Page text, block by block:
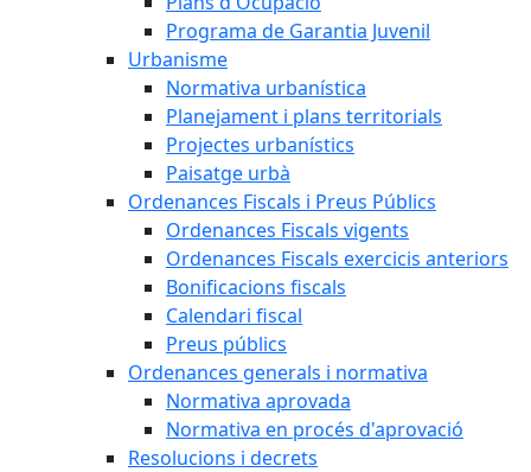
Programa de Garantia Juvenil
Urbanisme
Normativa urbanística
Planejament i plans territorials
Projectes urbanístics
Paisatge urbà
Ordenances Fiscals i Preus Públics
Ordenances Fiscals vigents
Ordenances Fiscals exercicis anteriors
Bonificacions fiscals
Calendari fiscal
Preus públics
Ordenances generals i normativa
Normativa aprovada
Normativa en procés d'aprovació
Resolucions i decrets